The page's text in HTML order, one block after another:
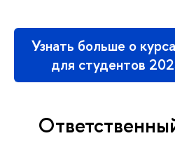
Узнать больше о
для студентов